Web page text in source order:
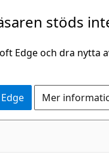
stöds
Edge och dra nytta
Mer